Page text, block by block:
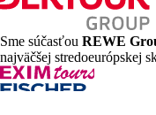
Sme súčasťou REWE
najväčšej stredoeurópskej